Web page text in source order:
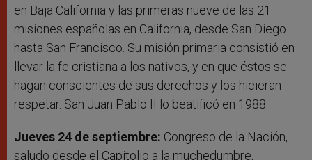
en Baja California y las primeras nueve de las 21
misiones españolas en California, desde San Diego
hasta San Francisco. Su misión primaria consistió en
llevar la fe cristiana a los nativos, y en que éstos se
hagan conscientes de sus derechos y los hicieran
respetar. San Juan Pablo II lo beatificó en 1988.
Jueves 24 de septiembre: Congreso de la Nación,
saludo desde el Capitolio a la muchedumbre,